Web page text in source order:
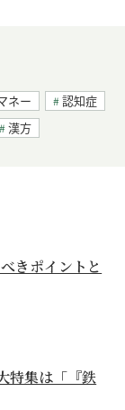
ネー
認知症
漢方
きポイントと
特集は「『鉄